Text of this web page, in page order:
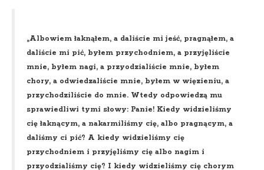
„Albowiem łaknąłem, a daliście mi jeść, pragnąłem, a
daliście mi pić, byłem przychodniem, a przyjęliście
mnie, byłem nagi, a przyodzialiście mnie, byłem
chory, a odwiedzaliście mnie, byłem w więzieniu, a
przychodziliście do mnie. Wtedy odpowiedzą mu
sprawiedliwi tymi słowy: Panie! Kiedy widzieliśmy
cię łaknącym, a nakarmiliśmy cię, albo pragnącym, a
daliśmy ci pić? A kiedy widzieliśmy cię
przychodniem i przyjęliśmy cię albo nagim i
przyodzialiśmy cię? I kiedy widzieliśmy cię chorym